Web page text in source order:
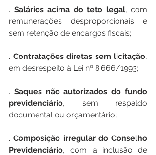
. Salários acima do teto legal, com
remunerações desproporcionais e
sem retenção de encargos fiscais;
. Contratações diretas sem licitação,
em desrespeito à Lei nº 8.666/1993;
. Saques não autorizados do fundo
previdenciário, sem respaldo
documental ou orçamentário;
. Composição irregular do Conselho
Previdenciário, com a inclusão de